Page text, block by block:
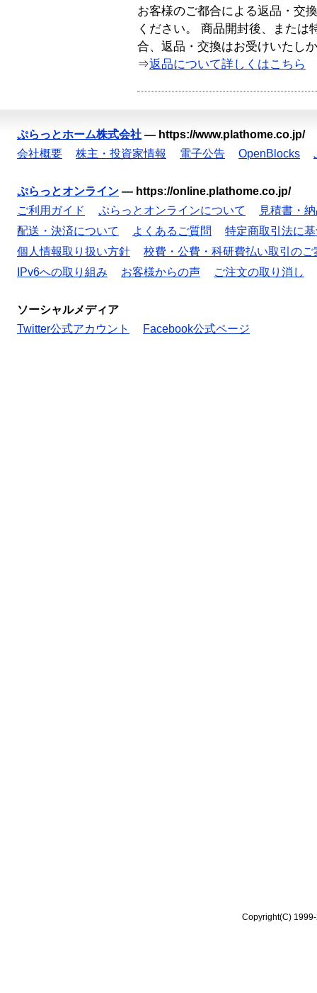
お客様のご都合による返品・交
ください。 商品開封後、または
合、返品・交換はお受けいたし
⇒返品について詳しくはこちら
ぷらっとホーム株式会社 — https://www.plathome.co.jp/
会社概要
株主・投資家情報 電子公告 OpenBlocks
ぷらっとオンライン — https://online.plathome.co.jp/
ご利用ガイド
ぷらっとオンラインについて
見積書・
配送・決済について
よくあるご質問
特定商取引法に
個人情報取り扱い方針
校費・公費・科研費払い取引のご
IPv6への取り組み
お客様からの声 ご注文の取り消し
ソーシャルメディア
Twitter公式アカウント
Facebook公式ページ
Copyright(C)